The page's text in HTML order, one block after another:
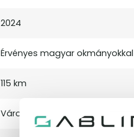
2024
Érvényes magyar okmányokkal
115 km
Városi terepjáró (crossover)